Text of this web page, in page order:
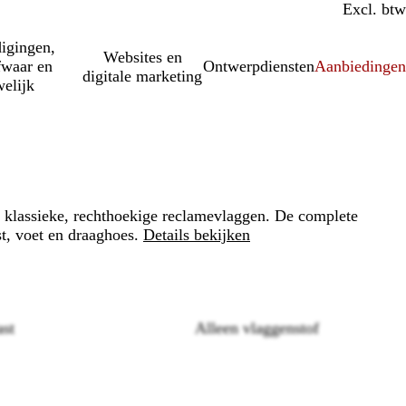
Incl. btw
Excl. btw
en
Websites en
digitale marketing
OntwerpdienstenAanbiedingen
rechthoekige reclamevlaggen. De complete
voet en draaghoes. Details bekijken
Alleen vlaggenstof